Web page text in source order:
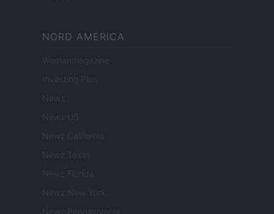
NORD AMERICA
Womanmagazine
Investing Plus
Newz
Newz US
Newz California
Newz Texas
Newz Florida
Newz New York
Newz Pennsylvania